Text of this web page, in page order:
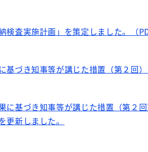
検査実施計画」を策定しました。（
基づき知事等が講じた措置（第２回）
に基づき知事等が講じた措置（第２
更新しました。